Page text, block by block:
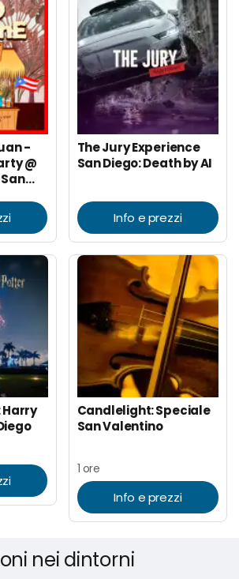
-
@
The Jury Experience
San Diego: Death by AI
Info e prezzi
Harry
Candlelight: Speciale
San Valentino
1 ore
Info e prezzi
nei dintorni